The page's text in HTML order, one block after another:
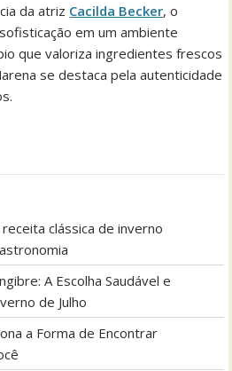
da atriz Cacilda Becker, o
em um ambiente
que valoriza ingredientes frescos
se destaca pela autenticidade
clássica de inverno
A Escolha Saudável e
de Julho
a Forma de Encontrar